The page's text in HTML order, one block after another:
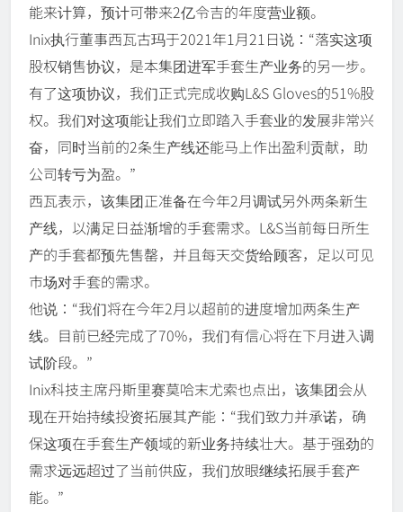
能来计算，预计可带来2亿令吉的年度营业额。
Inix执行董事西瓦古玛于2021年1月21日说：“落实这项
股权销售协议，是本集团进军手套生产业务的另一步。
有了这项协议，我们正式完成收购L&S Gloves的51%股
权。我们对这项能让我们立即踏入手套业的发展非常兴
奋，同时当前的2条生产线还能马上作出盈利贡献，助
公司转亏为盈。”
西瓦表示，该集团正准备在今年2月调试另外两条新生
产线，以满足日益渐增的手套需求。L&S当前每日所生
产的手套都预先售罄，并且每天交货给顾客，足以可见
市场对手套的需求。
他说：“我们将在今年2月以超前的进度增加两条生产
线。目前已经完成了70%，我们有信心将在下月进入调
试阶段。”
Inix科技主席丹斯里赛莫哈末尤索也点出，该集团会从
现在开始持续投资拓展其产能：“我们致力并承诺，确
保这项在手套生产领域的新业务持续壮大。基于强劲的
需求远远超过了当前供应，我们放眼继续拓展手套产
能。”